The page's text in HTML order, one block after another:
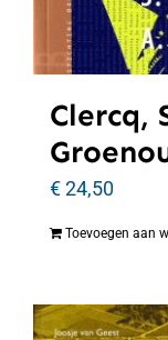
Clercq,
€24,50
Toevoegen aan